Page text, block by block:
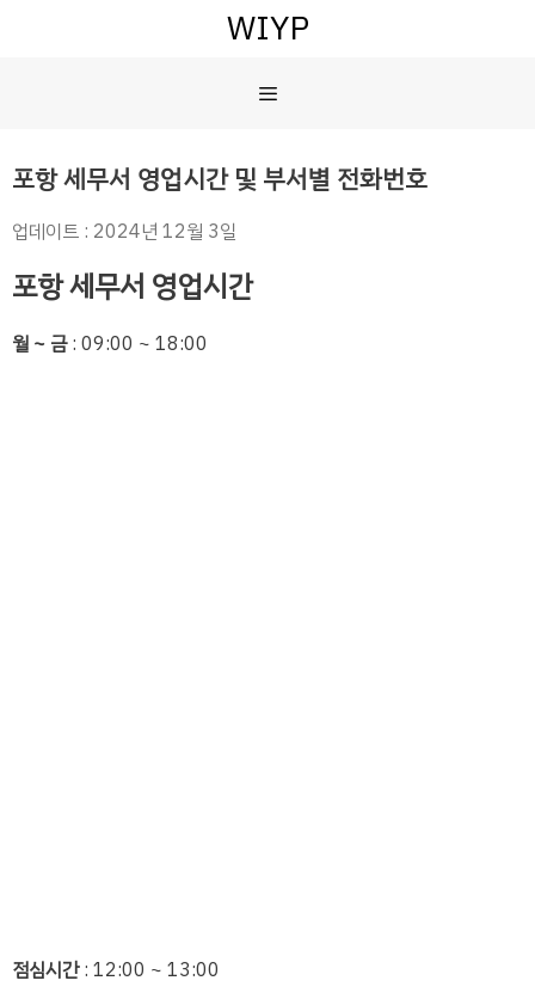
뛰
WIYP
뉴
포항 세무서 영업시간 및 부서별 전화번호
업데이트 : 2024년 12월 3일
포항 세무서 영업시간
월 ~ 금: 09:00 ~ 18:00
점심시간: 12:00 ~ 13:00